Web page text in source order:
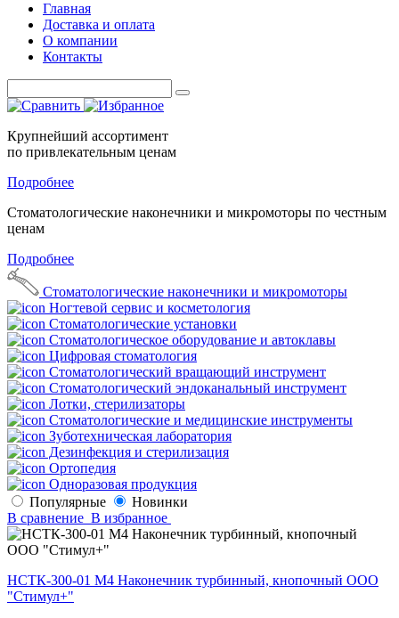
Главная
Доставка и оплата
О компании
Контакты
Крупнейший ассортимент
по привлекательным ценам
Подробнее
Стоматологические наконечники и микромоторы по честным
ценам
Подробнее
Стоматологические наконечники и микромоторы
Ногтевой сервис и косметология
Стоматологические установки
Стоматологическое оборудование и автоклавы
Цифровая стоматология
Стоматологический вращающий инструмент
Стоматологический эндоканальный инструмент
Лотки, стерилизаторы
Стоматологические и медицинские инструменты
Зуботехническая лаборатория
Дезинфекция и стерилизация
Ортопедия
Одноразовая продукция
Популярные
Новинки
В сравнение В избранное
НСТК-300-01 М4 Наконечник турбинный, кнопочный ООО
"Стимул+"